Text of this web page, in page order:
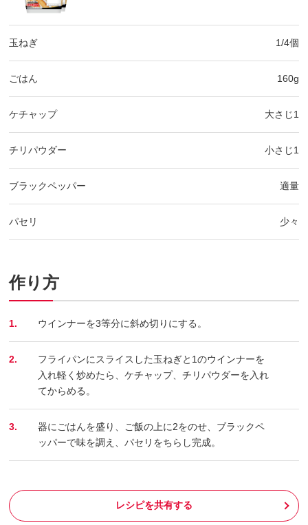
玉ねぎ 1/4個
ごはん 160g
ケチャップ 大さじ1
チリパウダー 小さじ1
ブラックペッパー 適量
パセリ 少々
作り方
1. ウインナーを3等分に斜め切りにする。
2.
フライパンにスライスした玉ねぎと1のウインナーを
入れ軽く炒めたら、ケチャップ、チリパウダーを入れ
てからめる。
3.
器にごはんを盛り、ご飯の上に2をのせ、ブラックペ
ッパーで味を調え、パセリをちらし完成。
レシピを共有する